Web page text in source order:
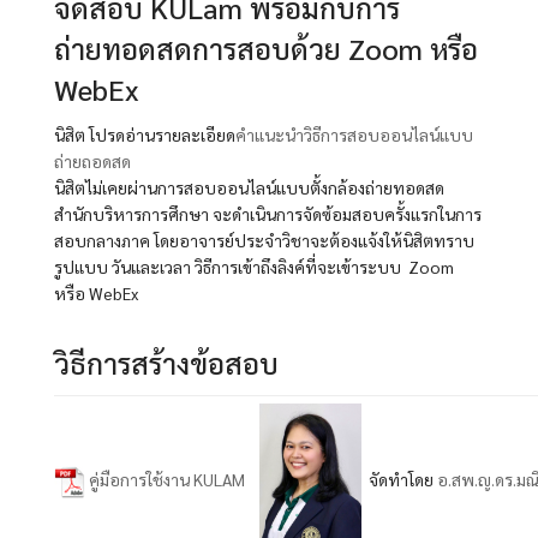
ถ่ายทอดสดการสอบด้วย Zoom หรือ
WebEx
นิสิต โปรดอ่านรายละเอียดคำแนะนำวิธีการสอบออนไลน์แบบ
ถ่ายถอดสด
นิสิตไม่เคยผ่านการสอบออนไลน์แบบตั้งกล้องถ่ายทอดสด
สำนักบริหารการศึกษา จะดำเนินการจัดซ้อมสอบครั้งแรกในการ
สอบกลางภาค โดยอาจารย์ประจำวิชาจะต้องแจ้งให้นิสิตทราบ
รูปแบบ วันและเวลา วิธีการเข้าถึงลิงค์ที่จะเข้าระบบ Zoom
หรือ WebEx
วิธีการสร้างข้อสอบ
คู่มือการใช้งาน KULAM จัดทำโดย อ.สพ.ญ.ดร.ม